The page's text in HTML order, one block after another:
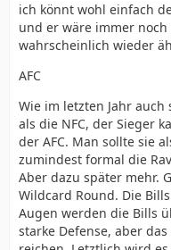
ich könnt wohl einfach
und er wäre immer
wahrscheinlich wieder
AFC
Wie im letzten Jahr
als die NFC, der Sieger
der AFC. Man sollte sie
zumindest formal die
Aber dazu später mehr.
Wildcard Round. Die
Augen werden die Bills
starke Defense, aber